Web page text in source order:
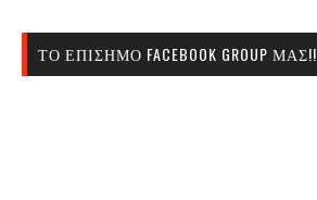
ΤΟ ΕΠΊΣΗΜΟ FACEBOOK GROUP ΜΑΣ!!